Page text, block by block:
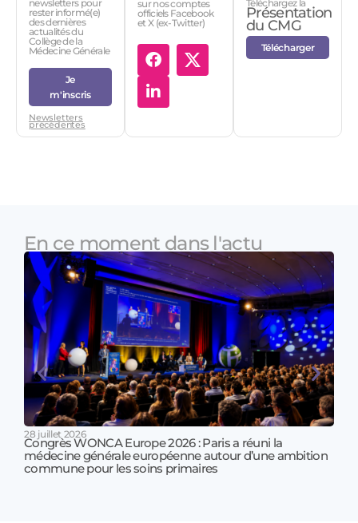
newsletters pour
rester informé(e)
des dernières
actualités du
Collège de la
Médecine Générale
Je
m'inscris
Newsletters
précédentes
sur nos comptes
officiels Facebook
et X (ex-Twitter)
Téléchargez la
Présentation
du CMG
Télécharger
En ce moment dans l'actu
28 juillet 2026
Congrès WONCA Europe 2026 : Paris a réuni la
médecine générale européenne autour d’une ambition
commune pour les soins primaires